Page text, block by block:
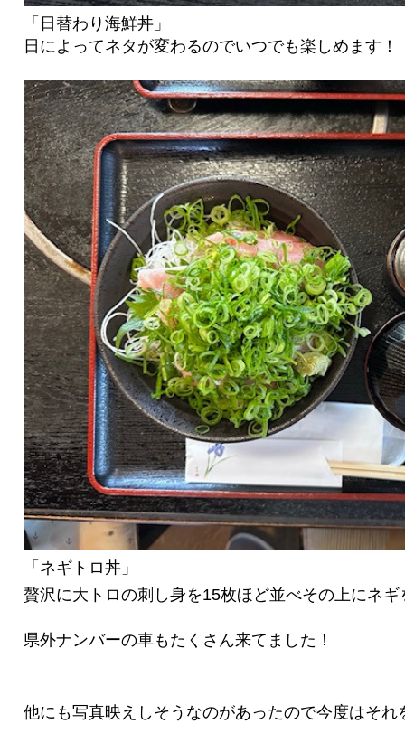
「日替わり海鮮丼」
日によってネタが変わるのでいつでも楽しめます！
「ネギトロ丼」
贅沢に大トロの刺し身を15枚ほど並べその上にネ
県外ナンバーの車もたくさん来てました！
他にも写真映えしそうなのがあったので今度はそれ